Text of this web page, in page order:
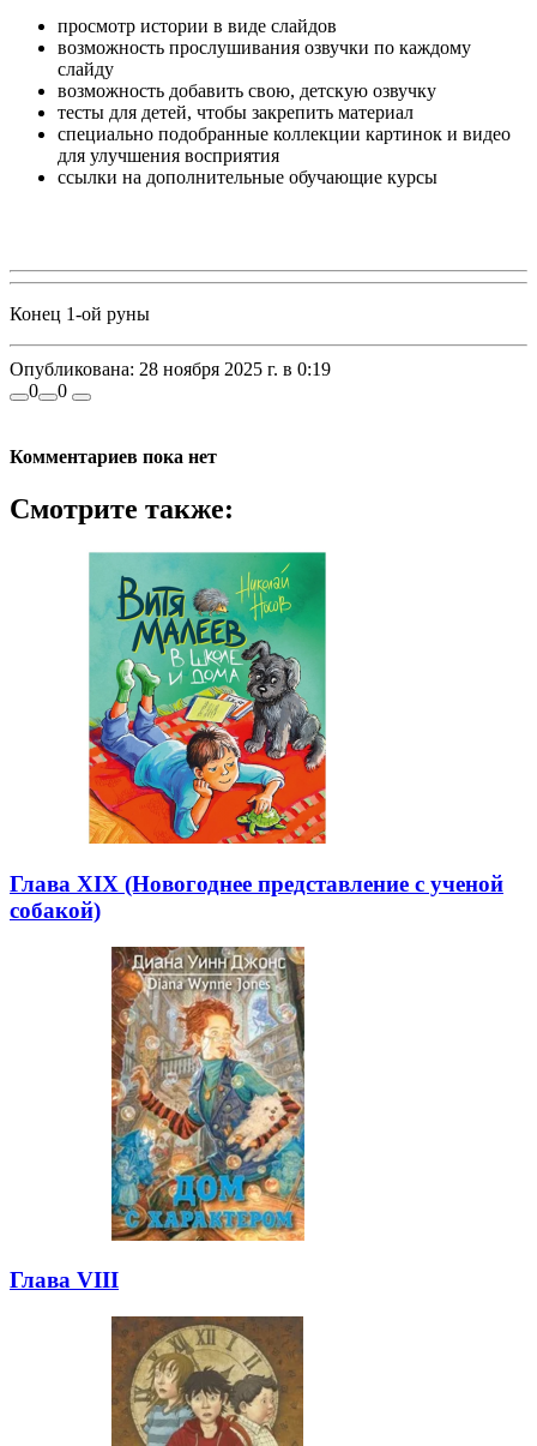
просмотр истории в виде слайдов
возможность прослушивания озвучки по каждому
слайду
возможность добавить свою, детскую озвучку
тесты для детей, чтобы закрепить материал
специально подобранные коллекции картинок и видео
для улучшения восприятия
ссылки на дополнительные обучающие курсы
Конец 1-ой руны
Опубликована: 28 ноября 2025 г. в 0:19
0
0
Комментариев пока нет
Смотрите также:
Глава XIX (Новогоднее представление с ученой
собакой)
Глава VIII